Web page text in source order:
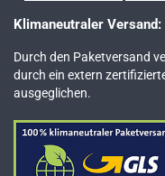
Klimaneutraler Versand:
Durch den Paketversand
durch ein extern
ausgeglichen.